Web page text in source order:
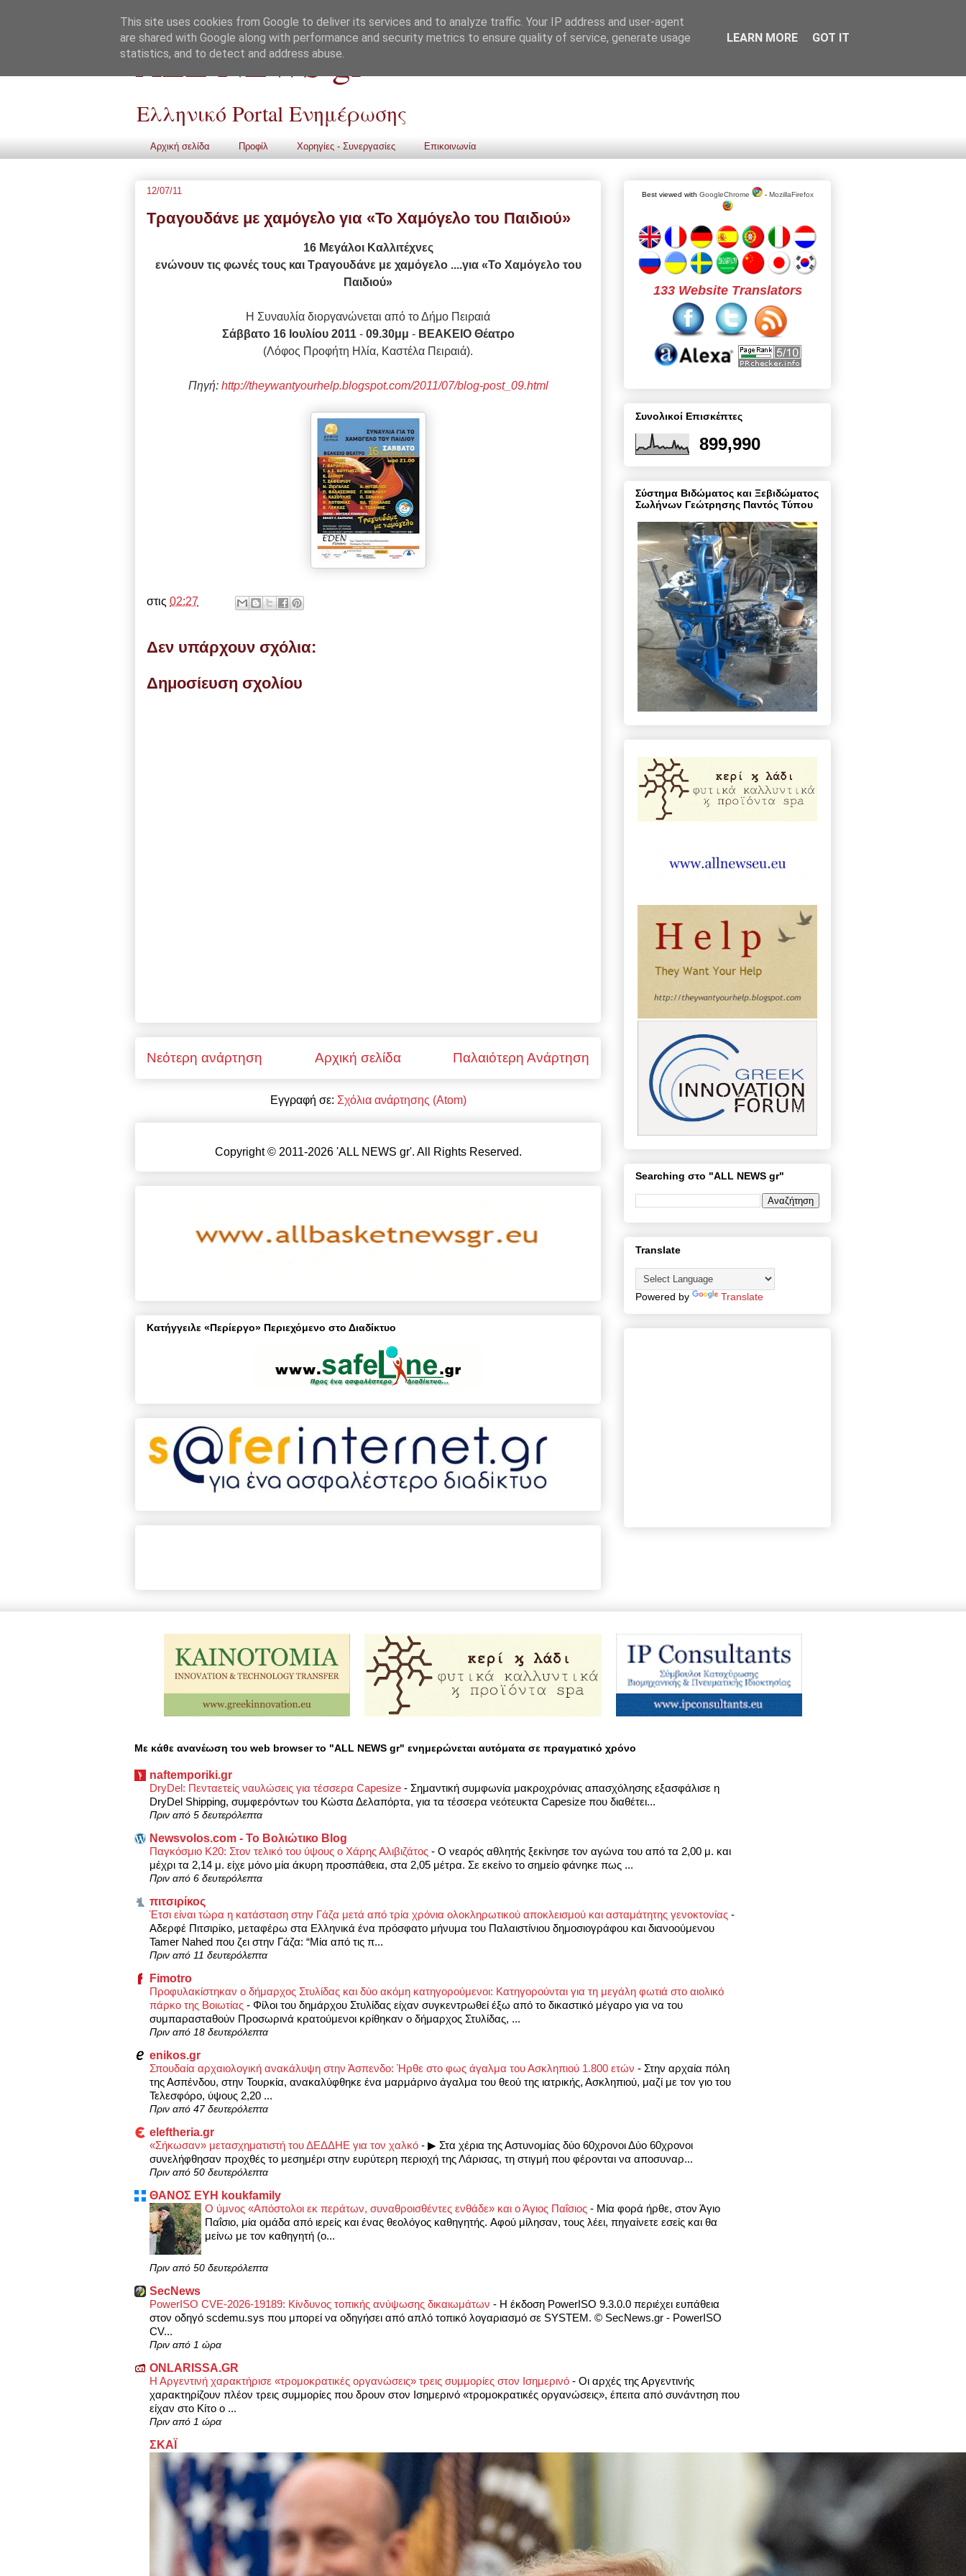
ALL NEWS gr
Ελληνικό Portal Ενημέρωσης
Αρχική σελίδα Προφίλ Χορηγίες - Συνεργασίες Επικοινωνία
12/07/11
Τραγουδάνε με χαμόγελο για «Το Χαμόγελο του Παιδιού»
16 Μεγάλοι Καλλιτέχνες
ενώνουν τις φωνές τους και Τραγουδάνε με χαμόγελο ....για «Το Χαμόγελο του
Παιδιού»
Η Συναυλία διοργανώνεται από το Δήμο Πειραιά
Σάββατο 16 Ιουλίου 2011- 09.30μμ - ΒΕΑΚΕΙΟ Θέατρο
(Λόφος Προφήτη Ηλία, Καστέλα Πειραιά).
Πηγή: http://theywantyourhelp.blogspot.com/2011/07/blog-post_09.html
στις 02:27
Δεν υπάρχουν σχόλια:
Δημοσίευση σχολίου
Νεότερη ανάρτηση Παλαιότερη Ανάρτηση
Αρχική σελίδα
Εγγραφή σε: Σχόλια ανάρτησης (Atom)
Copyright © 2011-2026 'ALL NEWS gr'. All Rights Reserved.
Κατήγγειλε «Περίεργο» Περιεχόμενο στο Διαδίκτυο
Best viewed with GoogleChrome - MozillaFirefox
133 Website Translators
Συνολικοί Επισκέπτες
899,990
Σύστημα Βιδώματος και Ξεβιδώματος
Σωλήνων Γεώτρησης Παντός Τύπου
Searching στο "ALL NEWS gr"
Translate
Powered by Translate
Με κάθε ανανέωση του web browser το "ALL NEWS gr" ενημερώνεται αυτόματα σε πραγματικό χρόνο
naftemporiki.gr
DryDel: Πενταετείς ναυλώσεις για τέσσερα Capesize - Σημαντική συμφωνία μακροχρόνιας απασχόλησης εξασφάλισε η
DryDel Shipping, συμφερόντων του Κώστα Δελαπόρτα, για τα τέσσερα νεότευκτα Capesize που διαθέτει...
Πριν από 5 δευτερόλεπτα
Newsvolos.com - Το Βολιώτικο Blog
Παγκόσμιο Κ20: Στον τελικό του ύψους ο Χάρης Αλιβιζάτος - Ο νεαρός αθλητής ξεκίνησε τον αγώνα του από τα 2,00 μ. και
μέχρι τα 2,14 μ. είχε μόνο μία άκυρη προσπάθεια, στα 2,05 μέτρα. Σε εκείνο το σημείο φάνηκε πως ...
Πριν από 6 δευτερόλεπτα
πιτσιρίκος
Έτσι είναι τώρα η κατάσταση στην Γάζα μετά από τρία χρόνια ολοκληρωτικού αποκλεισμού και ασταμάτητης γενοκτονίας -
Αδερφέ Πιτσιρίκο, μεταφέρω στα Ελληνικά ένα πρόσφατο μήνυμα του Παλαιστίνιου δημοσιογράφου και διανοούμενου
Tamer Nahed που ζει στην Γάζα: “Μία από τις π...
Πριν από 11 δευτερόλεπτα
Fimotro
Προφυλακίστηκαν ο δήμαρχος Στυλίδας και δύο ακόμη κατηγορούμενοι: Κατηγορούνται για τη μεγάλη φωτιά στο αιολικό
πάρκο της Βοιωτίας - Φίλοι του δημάρχου Στυλίδας είχαν συγκεντρωθεί έξω από το δικαστικό μέγαρο για να του
συμπαρασταθούν Προσωρινά κρατούμενοι κρίθηκαν ο δήμαρχος Στυλίδας, ...
Πριν από 18 δευτερόλεπτα
enikos.gr
Σπουδαία αρχαιολογική ανακάλυψη στην Άσπενδο: Ήρθε στο φως άγαλμα του Ασκληπιού 1.800 ετών - Στην αρχαία πόλη
της Ασπένδου, στην Τουρκία, ανακαλύφθηκε ένα μαρμάρινο άγαλμα του θεού της ιατρικής, Ασκληπιού, μαζί με τον γιο του
Τελεσφόρο, ύψους 2,20 ...
Πριν από 47 δευτερόλεπτα
eleftheria.gr
«Σήκωσαν» μετασχηματιστή του ΔΕΔΔΗΕ για τον χαλκό - ▶ Στα χέρια της Αστυνομίας δύο 60χρονοι Δύο 60χρονοι
συνελήφθησαν προχθές το μεσημέρι στην ευρύτερη περιοχή της Λάρισας, τη στιγμή που φέρονται να αποσυναρ...
Πριν από 50 δευτερόλεπτα
ΘΑΝΟΣ ΕΥΗ koukfamily
Ο ύμνος «Απόστολοι εκ περάτων, συναθροισθέντες ενθάδε» και ο Άγιος Παΐσιος - Mία φορά ήρθε, στον Άγιο
Παΐσιο, μία ομάδα από ιερείς και ένας θεολόγος καθηγητής. Aφού μίλησαν, τους λέει, πηγαίνετε εσείς και θα
μείνω με τον καθηγητή (ο...
Πριν από 50 δευτερόλεπτα
SecNews
PowerISO CVE-2026-19189: Κίνδυνος τοπικής ανύψωσης δικαιωμάτων - Η έκδοση PowerISO 9.3.0.0 περιέχει ευπάθεια
στον οδηγό scdemu.sys που μπορεί να οδηγήσει από απλό τοπικό λογαριασμό σε SYSTEM. © SecNews.gr - PowerISO
CV...
Πριν από 1 ώρα
ONLARISSA.GR
Η Αργεντινή χαρακτήρισε «τρομοκρατικές οργανώσεις» τρεις συμμορίες στον Ισημερινό - Οι αρχές της Αργεντινής
χαρακτηρίζουν πλέον τρεις συμμορίες που δρουν στον Ισημερινό «τρομοκρατικές οργανώσεις», έπειτα από συνάντηση που
είχαν στο Κίτο ο ...
Πριν από 1 ώρα
ΣΚΑΪ
This site uses cookies from Google to deliver its services and to analyze traffic. Your IP address and user-agent
are shared with Google along with performance and security metrics to ensure quality of service, generate usage
statistics, and to detect and address abuse.
LEARN MORE GOT IT